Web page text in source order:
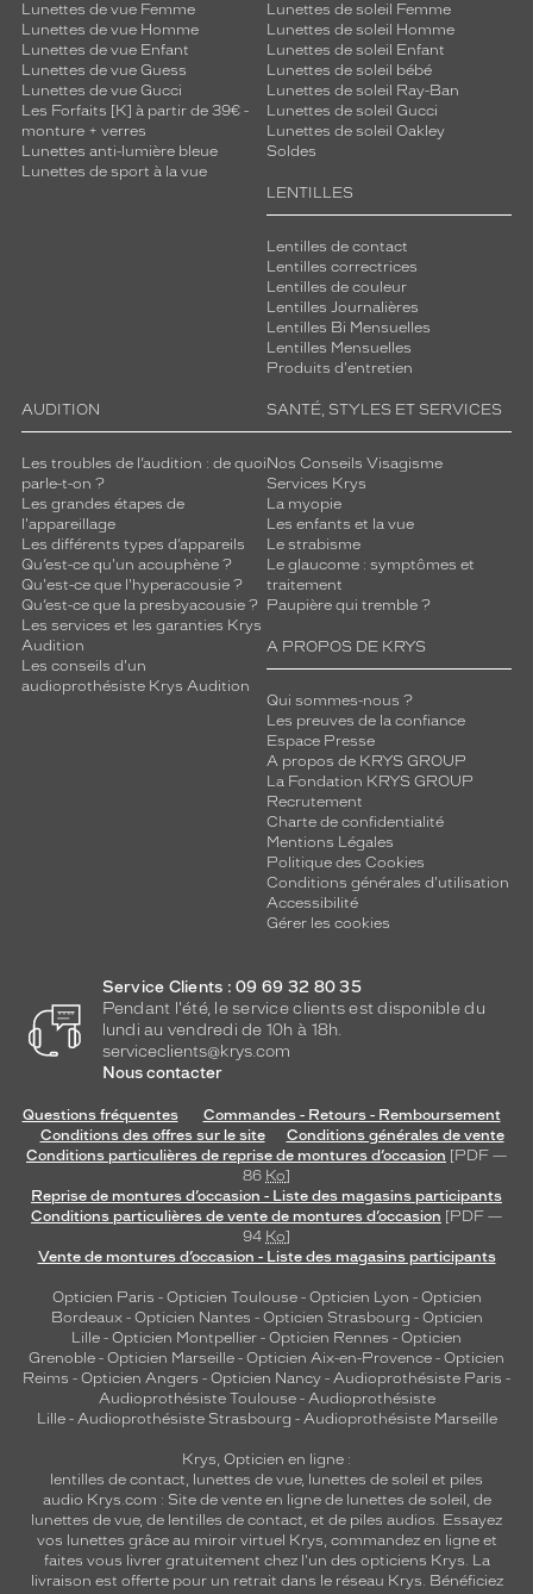
Lunettes de vue Femme
Lunettes de vue Homme
Lunettes de vue Enfant
Lunettes de vue Guess
Lunettes de vue Gucci
Les Forfaits [K] à partir de 39€ -
monture + verres
Lunettes anti-lumière bleue
Lunettes de sport à la vue
Lunettes de soleil Femme
Lunettes de soleil Homme
Lunettes de soleil Enfant
Lunettes de soleil bébé
Lunettes de soleil Ray-Ban
Lunettes de soleil Gucci
Lunettes de soleil Oakley
Soldes
LENTILLES
Lentilles de contact
Lentilles correctrices
Lentilles de couleur
Lentilles Journalières
Lentilles Bi Mensuelles
Lentilles Mensuelles
Produits d'entretien
AUDITION
Les troubles de l’audition : de quoi
parle-t-on ?
Les grandes étapes de
l'appareillage
Les différents types d’appareils
Qu’est-ce qu'un acouphène ?
Qu'est-ce que l'hyperacousie ?
Qu’est-ce que la presbyacousie ?
Les services et les garanties Krys
Audition
Les conseils d'un
audioprothésiste Krys Audition
SANTÉ, STYLES ET SERVICES
Nos Conseils Visagisme
Services Krys
La myopie
Les enfants et la vue
Le strabisme
Le glaucome : symptômes et
traitement
Paupière qui tremble ?
A PROPOS DE KRYS
Qui sommes-nous ?
Les preuves de la confiance
Espace Presse
A propos de KRYS GROUP
La Fondation KRYS GROUP
Recrutement
Charte de confidentialité
Mentions Légales
Politique des Cookies
Conditions générales d'utilisation
Accessibilité
Gérer les cookies
Service Clients : 09 69 32 80 35
Pendant l'été, le service clients est disponible du
lundi au vendredi de 10h à 18h.
serviceclients@krys.com
Nous contacter
Questions fréquentes
Commandes - Retours - Remboursement
Conditions des offres sur le site
Conditions générales de vente
Conditions particulières de reprise de montures d’occasion [PDF —
86 Ko]
Reprise de montures d’occasion - Liste des magasins participants
Conditions particulières de vente de montures d’occasion [PDF —
94 Ko]
Vente de montures d’occasion - Liste des magasins participants
Opticien Paris - Opticien Toulouse- Opticien Lyon - Opticien
Bordeaux- Opticien Nantes - Opticien Strasbourg - Opticien
Lille - Opticien Montpellier - Opticien Rennes - Opticien
Grenoble - Opticien Marseille - Opticien Aix-en-Provence - Opticien
Reims - Opticien Angers - Opticien Nancy - Audioprothésiste Paris -
Audioprothésiste Toulouse- Audioprothésiste
Lille- Audioprothésiste Strasbourg - Audioprothésiste Marseille
Krys, Opticien en ligne :
lentilles de contact, lunettes de vue, lunettes de soleil et piles
audio Krys.com : Site de vente en ligne de lunettes de soleil, de
lunettes de vue, de lentilles de contact, et de piles audios. Essayez
vos lunettes grâce au miroir virtuel Krys, commandez en ligne et
faites vous livrer gratuitement chez l'un des opticiens Krys. La
livraison est offerte pour un retrait dans le réseau Krys. Bénéficiez